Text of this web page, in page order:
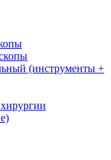
(инструменты +